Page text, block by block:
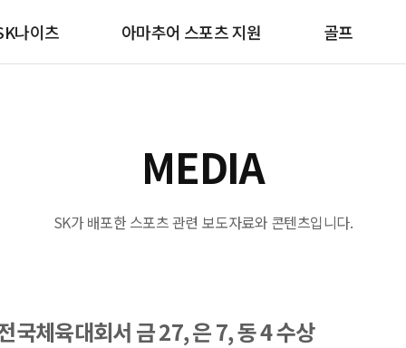
나이츠 아마추어 스포츠 지원 골프
MEDIA
SK가 배포한 스포츠 관련 보도자료와 콘텐츠입니다.
국체육대회서 금 27, 은 7, 동 4 수상